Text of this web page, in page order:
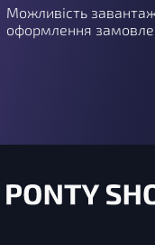
Можливість
оформлення